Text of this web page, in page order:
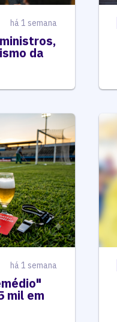
há 1 semana
da
há 1 semana
mil em